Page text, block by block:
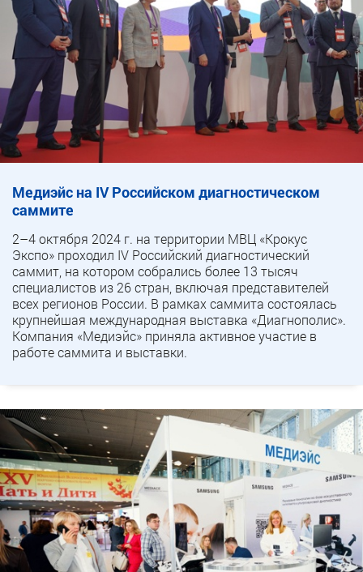
Медиэйс на IV Российском диагностическом
саммите
2–4 октября 2024 г. на территории МВЦ «Крокус
Экспо» проходил IV Российский диагностический
саммит, на котором собрались более 13 тысяч
специалистов из 26 стран, включая представителей
всех регионов России. В рамках саммита состоялась
крупнейшая международная выставка «Диагнополис».
Компания «Медиэйс» приняла активное участие в
работе саммита и выставки.